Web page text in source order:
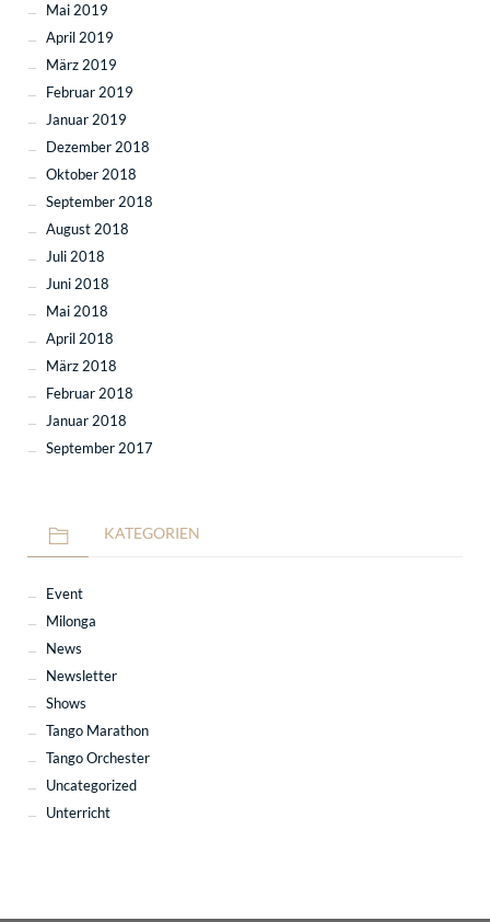
Mai 2019
April 2019
März 2019
Februar 2019
Januar 2019
Dezember 2018
Oktober 2018
September 2018
August 2018
Juli 2018
Juni 2018
Mai 2018
April 2018
März 2018
Februar 2018
Januar 2018
September 2017
KATEGORIEN
Event
Milonga
News
Newsletter
Shows
Tango Marathon
Tango Orchester
Uncategorized
Unterricht